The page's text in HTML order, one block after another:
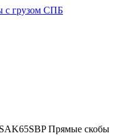
SAK65SBP Прямые скобы